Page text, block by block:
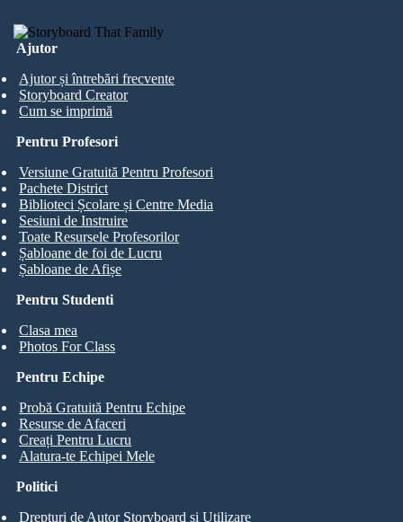
Ajutor
Ajutor și întrebări frecvente
Storyboard Creator
Cum se imprimă
Pentru Studenti
Clasa mea
Photos For Class
Pentru Profesori
Versiune Gratuită Pentru Profesori
Pachete District
Biblioteci Școlare și Centre Media
Sesiuni de Instruire
Toate Resursele Profesorilor
Șabloane de foi de Lucru
Șabloane de Afișe
Pentru Echipe
Probă Gratuită Pentru Echipe
Resurse de Afaceri
Creați Pentru Lucru
Alatura-te Echipei Mele
Politici
Drepturi de Autor Storyboard și Utilizare